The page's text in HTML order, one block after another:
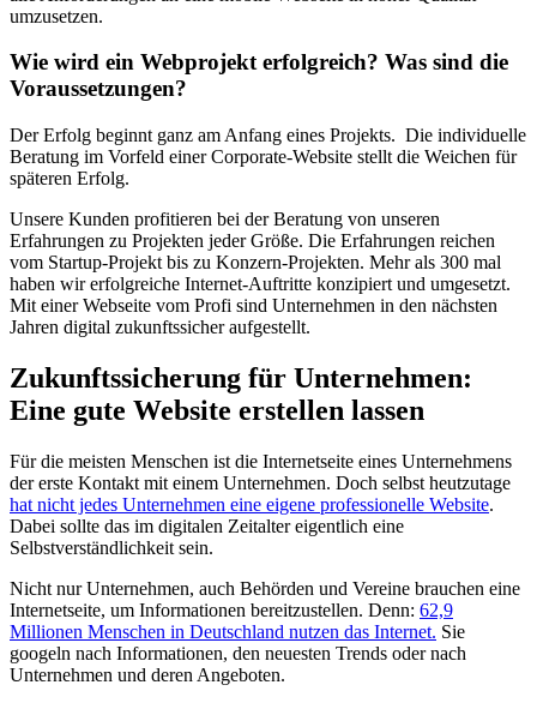
umzusetzen.
Wie wird ein Webprojekt erfolgreich? Was sind die
Voraussetzungen?
Der Erfolg beginnt ganz am Anfang eines Projekts. Die individuelle
Beratung im Vorfeld einer Corporate-Website stellt die Weichen für
späteren Erfolg.
Unsere Kunden profitieren bei der Beratung von unseren
Erfahrungen zu Projekten jeder Größe. Die Erfahrungen reichen
vom Startup-Projekt bis zu Konzern-Projekten. Mehr als 300 mal
haben wir erfolgreiche Internet-Auftritte konzipiert und umgesetzt.
Mit einer Webseite vom Profi sind Unternehmen in den nächsten
Jahren digital zukunftssicher aufgestellt.
Zukunftssicherung für Unternehmen:
Eine gute Website erstellen lassen
Für die meisten Menschen ist die Internetseite eines Unternehmens
der erste Kontakt mit einem Unternehmen. Doch selbst heutzutage
hat nicht jedes Unternehmen eine eigene professionelle Website.
Dabei sollte das im digitalen Zeitalter eigentlich eine
Selbstverständlichkeit sein.
Nicht nur Unternehmen, auch Behörden und Vereine brauchen eine
Internetseite, um Informationen bereitzustellen. Denn: 62,9
Millionen Menschen in Deutschland nutzen das Internet. Sie
googeln nach Informationen, den neuesten Trends oder nach
Unternehmen und deren Angeboten.